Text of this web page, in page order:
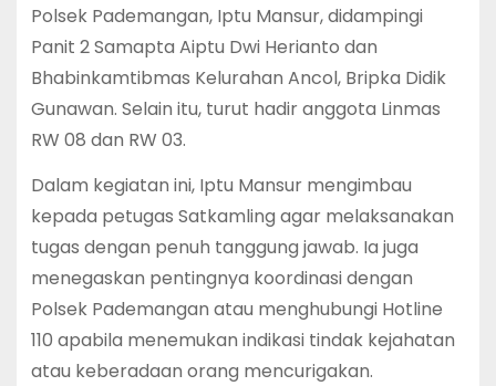
Polsek Pademangan, Iptu Mansur, didampingi
Panit 2 Samapta Aiptu Dwi Herianto dan
Bhabinkamtibmas Kelurahan Ancol, Bripka Didik
Gunawan. Selain itu, turut hadir anggota Linmas
RW 08 dan RW 03.
Dalam kegiatan ini, Iptu Mansur mengimbau
kepada petugas Satkamling agar melaksanakan
tugas dengan penuh tanggung jawab. Ia juga
menegaskan pentingnya koordinasi dengan
Polsek Pademangan atau menghubungi Hotline
110 apabila menemukan indikasi tindak kejahatan
atau keberadaan orang mencurigakan.